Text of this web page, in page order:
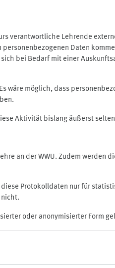
verantwortliche Lehrende
Daten
bei Bedarf mit einer
wäre möglich, dass
Aktivität bislang äußerst
an der WWU. Zudem werden
Protokolldaten nur für
nicht.
oder anonymisierter Form